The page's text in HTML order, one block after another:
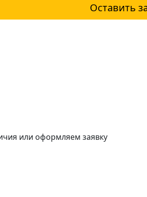
Оставить
или оформляем заявку